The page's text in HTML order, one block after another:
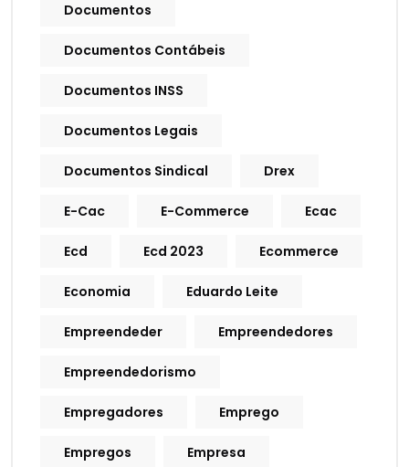
Documentos
Documentos Contábeis
Documentos INSS
Documentos Legais
Documentos Sindical Drex
E-Cac E-Commerce Ecac
Ecd Ecd 2023 Ecommerce
Economia Eduardo Leite
Empreendeder Empreendedores
Empreendedorismo
Empregadores Emprego
Empregos Empresa